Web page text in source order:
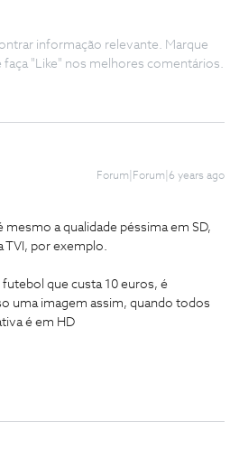
informação relevante. Marque
"Like" nos melhores comentários.
Forum|Forum|6 years ago
a qualidade péssima em SD,
TVI, por exemplo.
futebol que custa 10 euros, é
uma imagem assim, quando todos
é em HD